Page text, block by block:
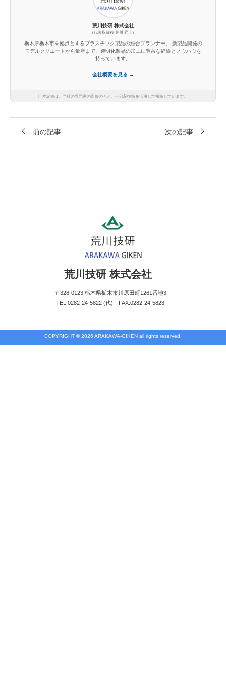
荒川技研 株式会社
（代表取締役 荒川 昇士）
栃木県栃木市を拠点とするプラスチック製品の総合プランナー。 新製品開発の
モデルクリエートから量産まで、透明化製品の加工に豊富な経験とノウハウを
持っています。
会社概要を見る →
ℹ️ 本記事は、当社の専門家の監修のもと、一部AI技術を活用して執筆しています。
前の記事 次の記事
荒川技研 株式会社
〒328-0123 栃木県栃木市川原田町1261番地3
TEL.0282-24-5822 (代) FAX.0282-24-5823
COPYRIGHT © 2026 ARAKAWA-GIKEN all rights reserved.